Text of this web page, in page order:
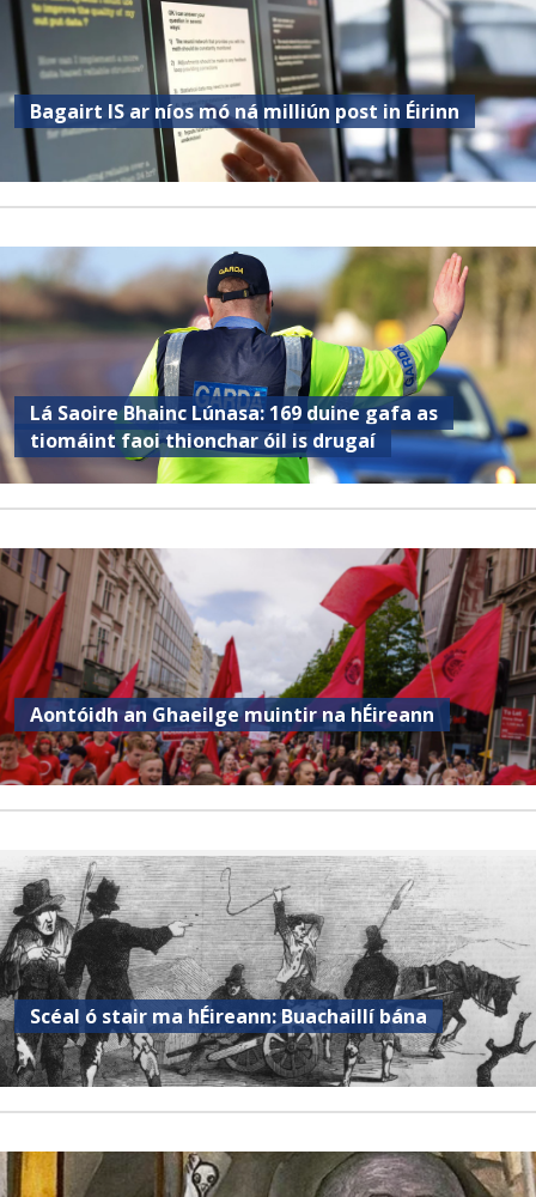
Bagairt IS ar níos mó ná milliún post in Éirinn
Lá Saoire Bhainc Lúnasa: 169 duine gafa as
tiomáint faoi thionchar óil is drugaí
Aontóidh an Ghaeilge muintir na hÉireann
Scéal ó stair ma hÉireann: Buachaillí bána